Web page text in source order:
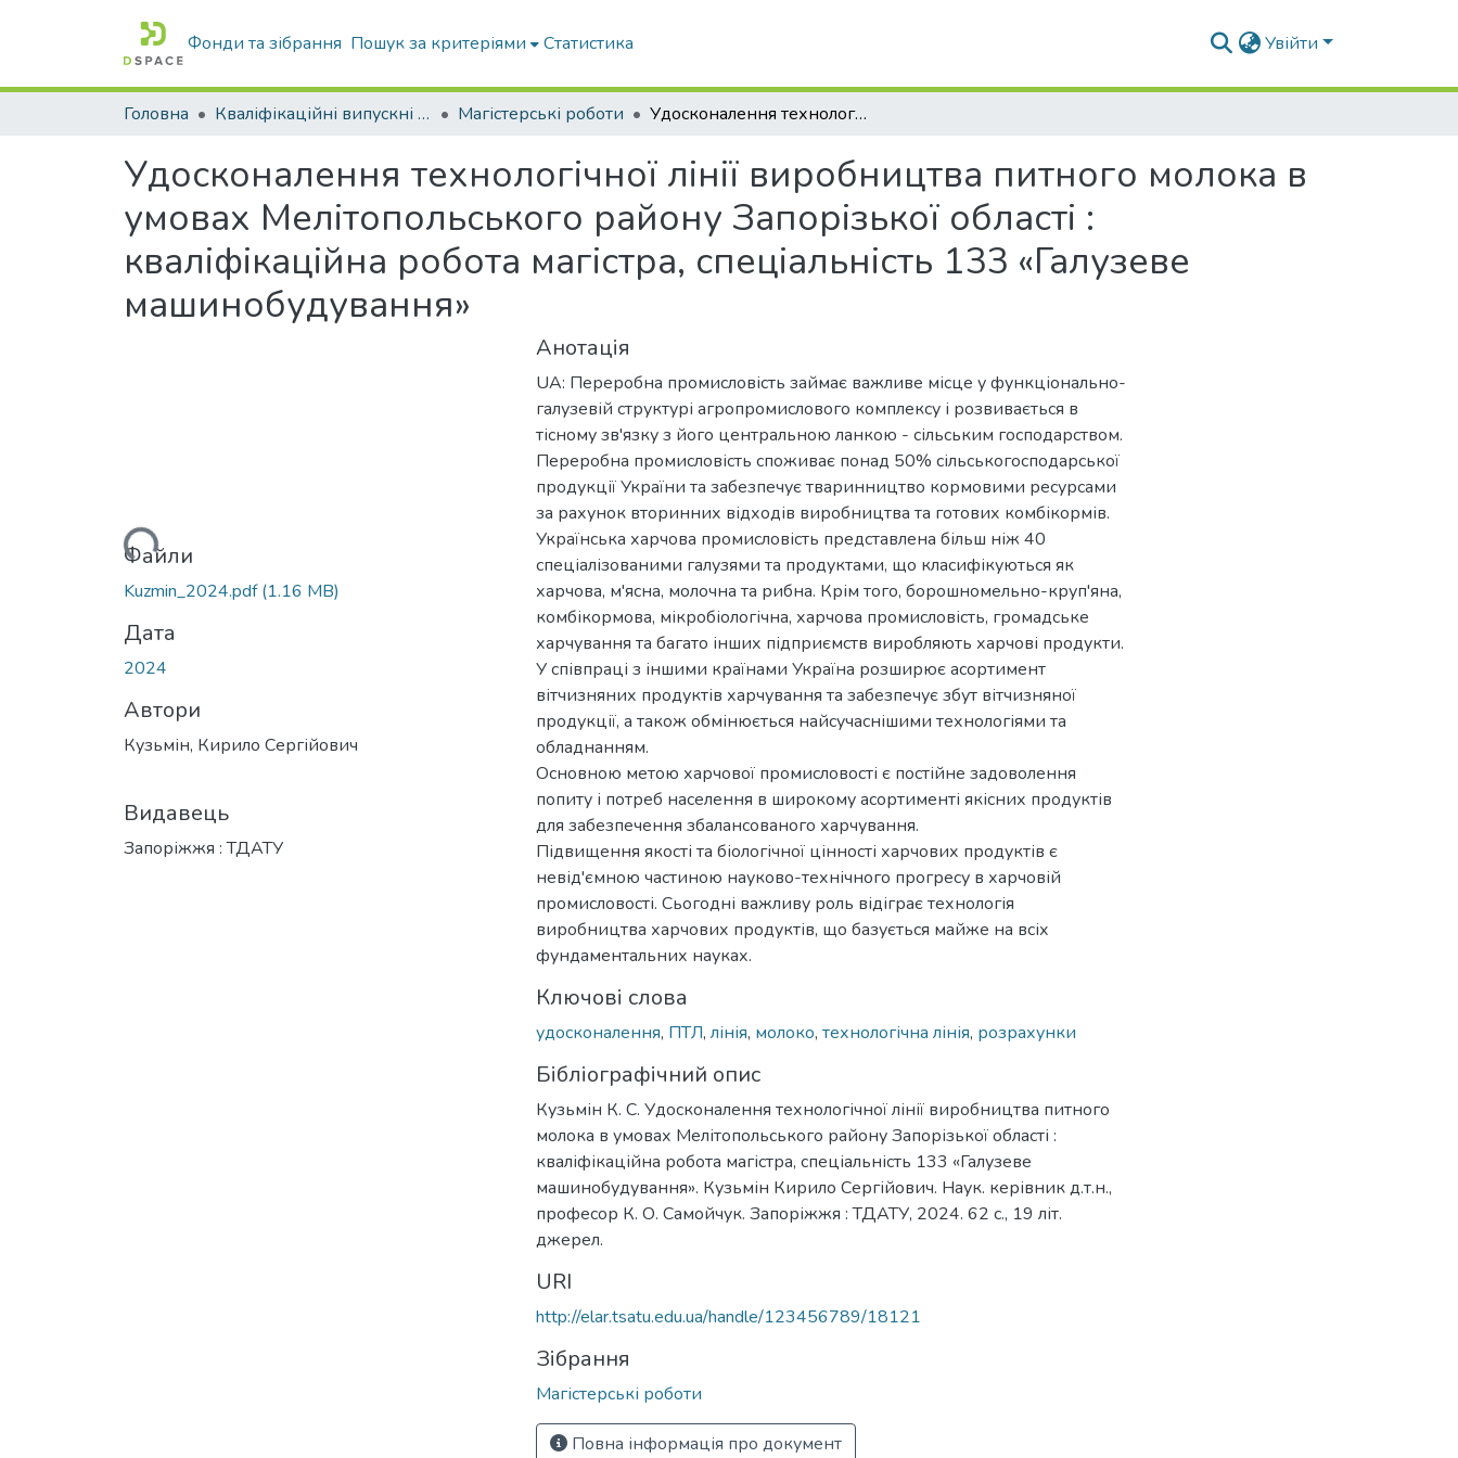
Фонди та зібрання Пошук за критеріями Статистика Увійти
Головна Кваліфікаційні випускні роботи бакалаврів і магістрів Магістерські роботи Удосконалення технологічної лінії виробництва питного молока в умовах Мелітопольського району Запорізької області : кваліфікаційна робота магістра, спеціальність 133 «Галузеве машинобудування»
Удосконалення технологічної лінії виробництва питного молока в
умовах Мелітопольського району Запорізької області :
кваліфікаційна робота магістра, спеціальність 133 «Галузеве
машинобудування»
Вантажиться...Файли
Kuzmin_2024.pdf(1.16 MB)
Дата
2024
Автори
Кузьмін, Кирило Сергійович
Видавець
Запоріжжя : ТДАТУ
Анотація
UA: Переробна промисловість займає важливе місце у функціонально-
галузевій структурі агропромислового комплексу і розвивається в
тісному зв'язку з його центральною ланкою - сільським господарством.
Переробна промисловість споживає понад 50% сільськогосподарської
продукції України та забезпечує тваринництво кормовими ресурсами
за рахунок вторинних відходів виробництва та готових комбікормів.
Українська харчова промисловість представлена більш ніж 40
спеціалізованими галузями та продуктами, що класифікуються як
харчова, м'ясна, молочна та рибна. Крім того, борошномельно-круп'яна,
комбікормова, мікробіологічна, харчова промисловість, громадське
харчування та багато інших підприємств виробляють харчові продукти.
У співпраці з іншими країнами Україна розширює асортимент
вітчизняних продуктів харчування та забезпечує збут вітчизняної
продукції, а також обмінюється найсучаснішими технологіями та
обладнанням.
Основною метою харчової промисловості є постійне задоволення
попиту і потреб населення в широкому асортименті якісних продуктів
для забезпечення збалансованого харчування.
Підвищення якості та біологічної цінності харчових продуктів є
невід'ємною частиною науково-технічного прогресу в харчовій
промисловості. Сьогодні важливу роль відіграє технологія
виробництва харчових продуктів, що базується майже на всіх
фундаментальних науках.
Ключові слова
удосконалення, ПТЛ, лінія, молоко, технологічна лінія, розрахунки
Бібліографічний опис
Кузьмін К. С. Удосконалення технологічної лінії виробництва питного
молока в умовах Мелітопольського району Запорізької області :
кваліфікаційна робота магістра, спеціальність 133 «Галузеве
машинобудування». Кузьмін Кирило Сергійович. Наук. керівник д.т.н.,
професор К. О. Самойчук. Запоріжжя : ТДАТУ, 2024. 62 с., 19 літ.
джерел.
URI
http://elar.tsatu.edu.ua/handle/123456789/18121
Зібрання
Магістерські роботи
Повна інформація про документ